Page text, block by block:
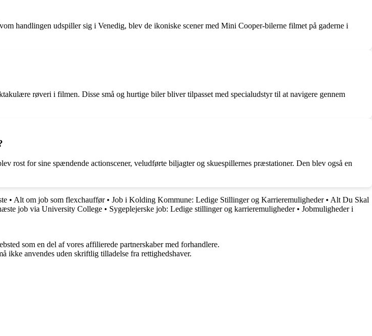
handlingen udspiller sig i Venedig, blev de ikoniske scener med Mini Cooper-bilerne filmet på gaderne i
røveri i filmen. Disse små og hurtige biler bliver tilpasset med specialudstyr til at navigere gennem
rost for sine spændende actionscener, veludførte biljagter og skuespillernes præstationer. Den blev også en
• Alt om job som flexchauffør• Job i Kolding Kommune: Ledige Stillinger og Karrieremuligheder• Alt Du Skal
job via University College • Sygeplejerske job: Ledige stillinger og karrieremuligheder• Jobmuligheder i
som en del af vores affilierede partnerskaber med forhandlere.
anvendes uden skriftlig tilladelse fra rettighedshaver.